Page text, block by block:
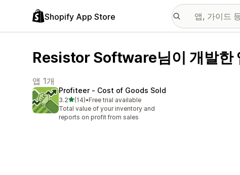
Shopify App Store
Resistor Software님이 개발한
앱 1개
Profiteer ‑ Cost of Goods Sold
3.2별 5개 중
(14)
총 리뷰 14개
•Free trial available
Total value of your inventory and
reports on profit from sales